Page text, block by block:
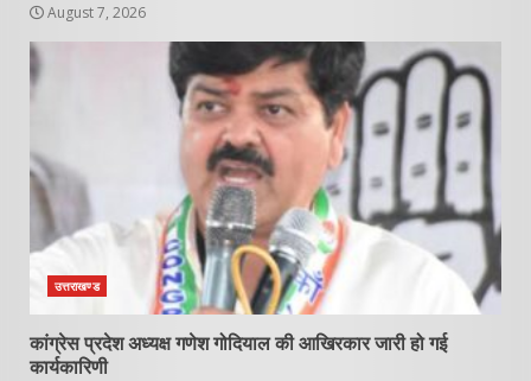
August 7, 2026
उत्तराखण्ड
कांग्रेस प्रदेश अध्यक्ष गणेश गोदियाल की आखिरकार जारी हो गई
कार्यकारिणी